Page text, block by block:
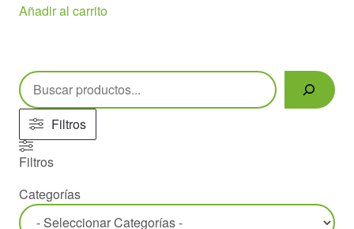
Añadir al carrito
Buscar
Filtros
Filtros
Categorías